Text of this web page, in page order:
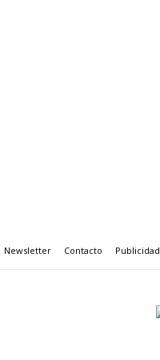
Newsletter Contacto Publicidad